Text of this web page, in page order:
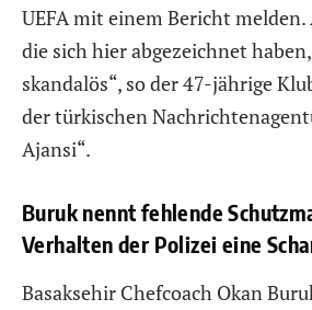
UEFA mit einem Bericht melden.
die sich hier abgezeichnet
skandalös“, so der 47-jährige
der türkischen
Ajansi“.
Buruk nennt fehlende
Verhalten der Polizei eine
Basaksehir Chefcoach Okan